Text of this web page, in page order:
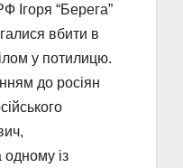
Ігоря “Берега”
вбити в
у потилицю.
до росіян
одному із